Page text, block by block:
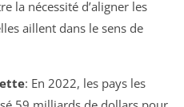
la nécessité d’aligner les
aillent dans le sens de
: En 2022, les pays les